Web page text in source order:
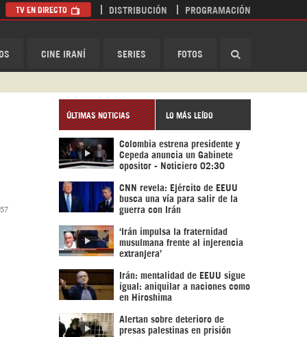
CINE IRANÍ SERIES FOTOS
TV EN DIRECTO DISTRIBUCIÓN PROGRAMACIÓN
ÚLTIMAS NOTICIAS LO MÁS LEÍDO
Colombia estrena presidente y
Cepeda anuncia un Gabinete
opositor - Noticiero 02:30
CNN revela: Ejército de EEUU
busca una vía para salir de la
guerra con Irán
‘Irán impulsa la fraternidad
musulmana frente al injerencia
extranjera’
Irán: mentalidad de EEUU sigue
igual: aniquilar a naciones como
en Hiroshima
Alertan sobre deterioro de
presas palestinas en prisión